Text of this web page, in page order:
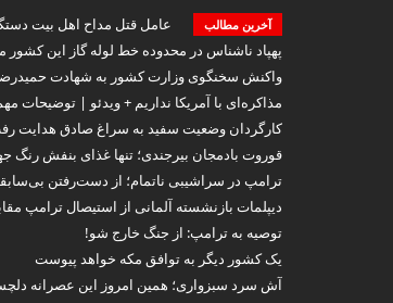
آخرین مطالب
عامل قتل مداح اهل بیت
پهپاد ناشناس در محدوده خط لوله گاز این
واکنش سخنگوی وزارت کشور به شهادت
مذاکره‌ای با آمریکا نداریم + ویدئو | توضیحات
کارگردان وضعیت سفید به سراغ صادق هدایت
قوروت بادمجان بیرجندی؛ تنها غذای بنفش رنگ
ترامپ در سراشیبی ناتمام؛ از دست‌رفتن بی‌سابقه 23هزار
دیپلمات بازنشسته آلمانی از استیصال ترامپ
توصیه به ترامپ: از جنگ خارج شو!
یک کشور دیگر به توافق مکه خواهد پیوست
آش سرد سبزواری؛ همین امروز این عصرانه